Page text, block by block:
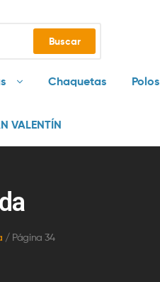
Buscar
Chaquetas Polos
VALENTÍN
/ Página 34